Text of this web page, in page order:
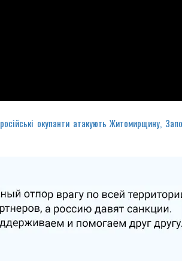
російські окупанти атакують Житомирщину,